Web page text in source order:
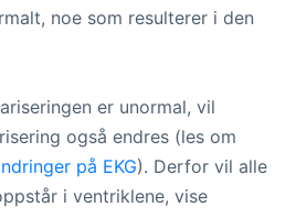
noe som resulterer i den
er unormal, vil
også endres (les om
på EKG). Derfor vil alle
i ventriklene, vise